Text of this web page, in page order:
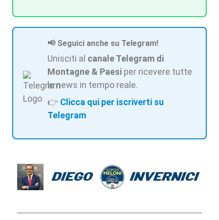
📢 Seguici anche su Telegram!
Unisciti al canale Telegram di
Montagne & Paesi per ricevere tutte
le news in tempo reale.
👉 Clicca qui per iscriverti su
Telegram